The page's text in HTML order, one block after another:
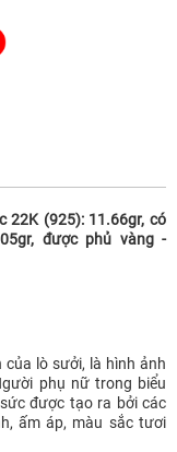
22K (925): 11.66gr, có
được phủ vàng -
lò sưởi, là hình ảnh
phụ nữ trong biểu
được tạo ra bởi các
ấm áp, màu sắc tươi